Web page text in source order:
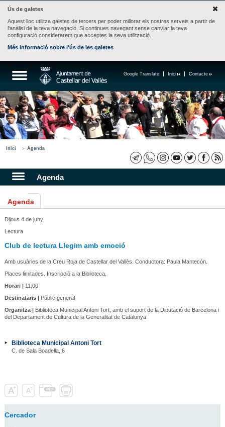
Ús de galetes
Aquest lloc utilitza galetes de tercers per poder millorar els nostres serveis a partir de
l'anàlisi de la teva navegació. Si continues navegant sense canviar la teva
configuració considerarem que acceptes la seva utilització.
Més informació sobre l'ús de les galetes
Contacte
Inici
Google Translate
Inici Agenda
Agenda
Agenda
Dijous 4 de juny
Lectura
Club de lectura Llegim amb emoció
Amb usuàries de la Creu Roja de Castellar del Vallès. Conductora: Paula Mantecón.
Places limitades. Inscripció a la Biblioteca.
Horari |11:00
Destinataris |Públic general
Organitza |Biblioteca Municipal Antoni Tort, amb el suport de la Diputació de Barcelona i
del Departament de Cultura de la Generalitat de Catalunya
Biblioteca Municipal Antoni Tort
C. de Sala Boadella, 6
Cercador